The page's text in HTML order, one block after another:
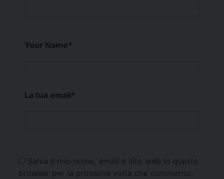
Your Name*
La tua email*
Salva il mio nome, email e sito web in questo
browser per la prossima volta che commento.